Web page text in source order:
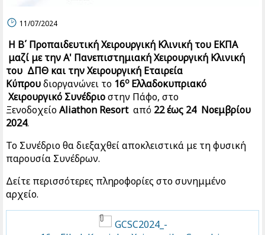
11/07/2024
Η Β΄ Προπαιδευτική Χειρουργική Κλινική του ΕΚΠΑ
μαζί με την Α' Πανεπιστημιακή Χειρουργική Κλινική
του ΔΠΘ και την Χειρουργική Εταιρεία
Κύπρουδιοργανώνει το 16ο Ελλαδοκυπριακό
Χειρουργικό Συνέδριοστην Πάφο, στο
ΞενοδοχείοAliathon Resort από 22 έως 24 Νοεμβρίου
2024.
Το Συνέδριο θα διεξαχθεί αποκλειστικά με τη φυσική
παρουσία Συνέδρων.
Δείτε περισσότερες πληροφορίες στο συνημμένο
αρχείο.
GCSC2024_-